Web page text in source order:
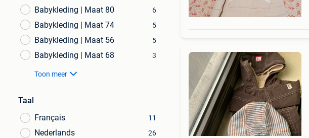
Babykleding | Maat 80
6
Babykleding | Maat 74 5
Babykleding | Maat 56 5
Babykleding | Maat 68 3
Toon meer
Taal
Français
11
Nederlands 26